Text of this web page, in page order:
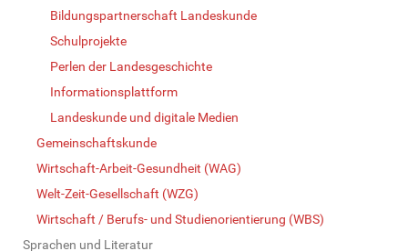
Bildungspartnerschaft Landeskunde
Schulprojekte
Perlen der Landesgeschichte
Informationsplattform
Landeskunde und digitale Medien
Gemeinschaftskunde
Wirtschaft-Arbeit-Gesundheit (WAG)
Welt-Zeit-Gesellschaft (WZG)
Wirtschaft / Berufs- und Studienorientierung (WBS)
Sprachen und Literatur